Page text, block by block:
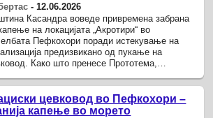
- 12.06.2026
Касандра воведе привремена забрана
на локацијата „Акротири“ во
Пефкохори поради истекување на
предизвикано од пукање на
Како што пренесе Прототема,
со ...
цевковод во Пефкохори –
капење во морето